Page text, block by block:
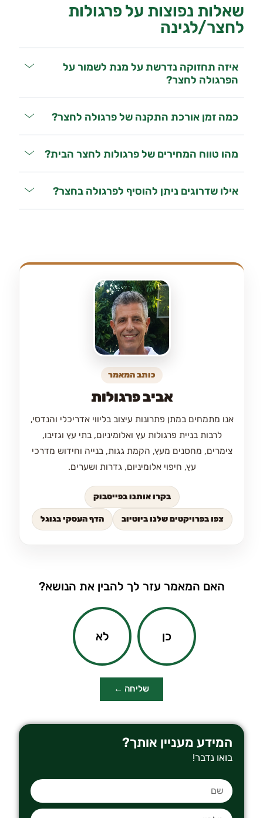
שאלות נפוצות על פרגולות
לחצר/לגינה
איזה תחזוקה נדרשת על מנת לשמור על
הפרגולה לחצר?
כמה זמן אורכת התקנה של פרגולה לחצר?
מהו טווח המחירים של פרגולות לחצר הבית?
אילו שדרוגים ניתן להוסיף לפרגולה בחצר?
כותב המאמר
אביב פרגולות
אנו מתמחים במתן פתרונות עיצוב בליווי אדריכלי והנדסי,
לרבות בניית פרגולות עץ ואלומיניום, בתי עץ וגזיבו,
צימרים, מחסנים מעץ, הקמת גגות, בנייה וחידוש מדרכי
עץ, חיפוי אלומיניום, גדרות ושערים.
בקרו אותנו בפייסבוק
צפו בפרויקטים שלנו ביוטיוב הדף העסקי בגוגל
האם המאמר עזר לך להבין את הנושא?
כן לא
שליחה ←
המידע מעניין אותך?
בואו נדבר!